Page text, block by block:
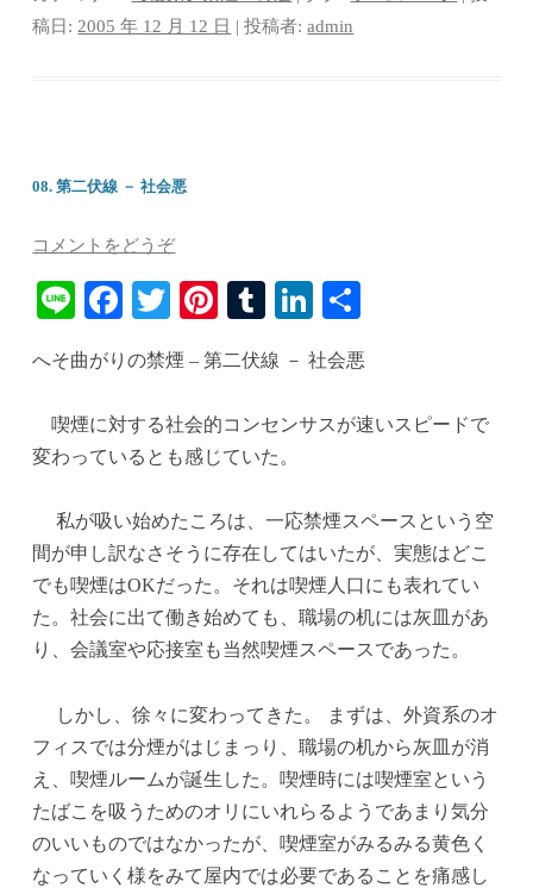
ok r
es bl In
稿日:2005 年 12 月 12 日 |投稿者:admin
08. 第二伏線 － 社会悪
コメントをどうぞ
Li Fa
bo
ok
T
tte
r
Pi
er
es
t
T
m
bl
r
Li
ed
In
へそ曲がりの禁煙 – 第二伏線 － 社会悪
喫煙に対する社会的コンセンサスが速いスピードで
変わっているとも感じていた。
私が吸い始めたころは、一応禁煙スペースという空
間が申し訳なさそうに存在してはいたが、実態はどこ
でも喫煙はOKだった。それは喫煙人口にも表れてい
た。社会に出て働き始めても、職場の机には灰皿があ
り、会議室や応接室も当然喫煙スペースであった。
しかし、徐々に変わってきた。 まずは、外資系のオ
フィスでは分煙がはじまっり、職場の机から灰皿が消
え、喫煙ルームが誕生した。喫煙時には喫煙室という
たばこを吸うためのオリにいれらるようであまり気分
のいいものではなかったが、喫煙室がみるみる黄色く
なっていく様をみて屋内では必要であることを痛感し